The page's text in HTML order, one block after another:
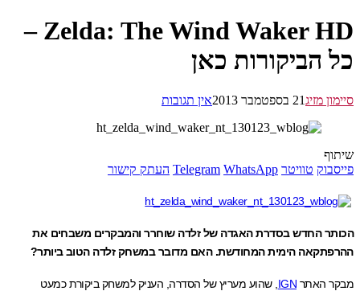
Zelda: The Wind Waker HD –
הביקורות כאן
מזיג21 בספטמבר 2013 אין תגובות
טוויטר Telegram WhatsApp העתק קישור
החדש בסדרת האגדה של זלדה שוחרר והמבקרים משבחים את
הימית המחודשת. האם מדובר במשחק זלדה הטוב ביותר?
האתרIGN, שהוע מעריץ של הסדרה, העניק למשחק ביקורת כמעט